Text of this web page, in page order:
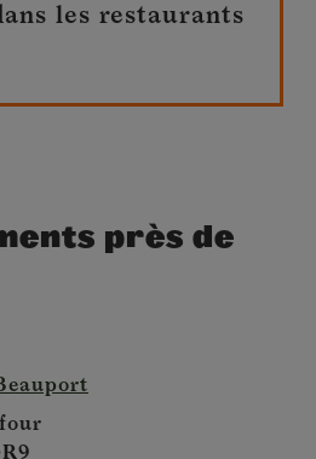
les restaurants
près de